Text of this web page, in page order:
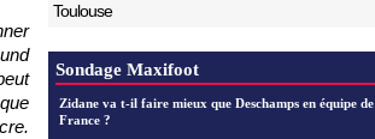
Toulouse
Sondage Maxifoot
Zidane va t-il faire mieux que Deschamps en équipe de
France ?